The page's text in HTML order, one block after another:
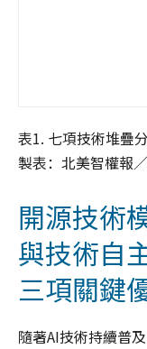
表1. 七項技術堆疊
製表：北美智權報
開源技術
與技術自
三項關鍵
隨著AI技術持續普